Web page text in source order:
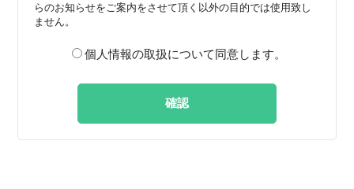
らのお知らせをご案内をさせて頂く以外の目的では使用致し
ません。
個人情報の取扱について同意します。